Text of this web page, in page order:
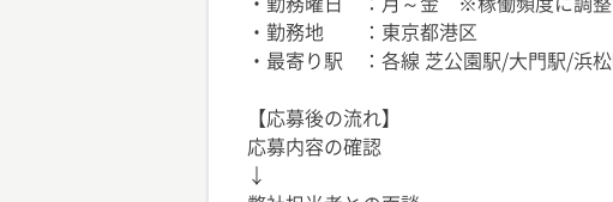
・勤務地 ：東京都港区
・最寄り駅 ：各線 芝公園駅/大門駅/浜
【応募後の流れ】
応募内容の確認
↓